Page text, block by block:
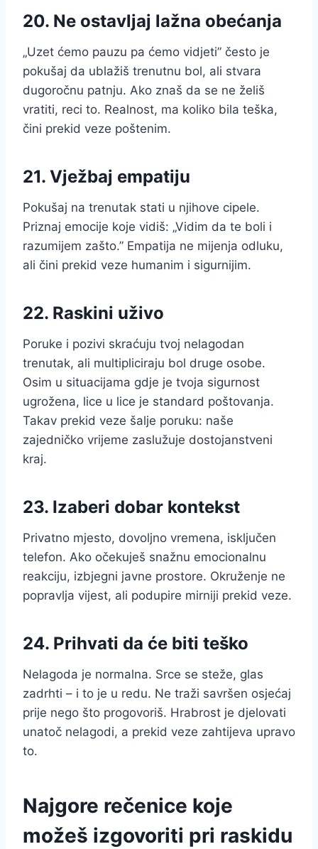
20. Ne ostavljaj lažna obećanja
„Uzet ćemo pauzu pa ćemo vidjeti” često je
pokušaj da ublažiš trenutnu bol, ali stvara
dugoročnu patnju. Ako znaš da se ne želiš
vratiti, reci to. Realnost, ma koliko bila teška,
čini prekid veze poštenim.
21. Vježbaj empatiju
Pokušaj na trenutak stati u njihove cipele.
Priznaj emocije koje vidiš: „Vidim da te boli i
razumijem zašto.” Empatija ne mijenja odluku,
ali čini prekid veze humanim i sigurnijim.
22. Raskini uživo
Poruke i pozivi skraćuju tvoj nelagodan
trenutak, ali multipliciraju bol druge osobe.
Osim u situacijama gdje je tvoja sigurnost
ugrožena, lice u lice je standard poštovanja.
Takav prekid veze šalje poruku: naše
zajedničko vrijeme zaslužuje dostojanstveni
kraj.
23. Izaberi dobar kontekst
Privatno mjesto, dovoljno vremena, isključen
telefon. Ako očekuješ snažnu emocionalnu
reakciju, izbjegni javne prostore. Okruženje ne
popravlja vijest, ali podupire mirniji prekid veze.
24. Prihvati da će biti teško
Nelagoda je normalna. Srce se steže, glas
zadrhti – i to je u redu. Ne traži savršen osjećaj
prije nego što progovoriš. Hrabrost je djelovati
unatoč nelagodi, a prekid veze zahtijeva upravo
to.
Najgore rečenice koje
možeš izgovoriti pri raskidu